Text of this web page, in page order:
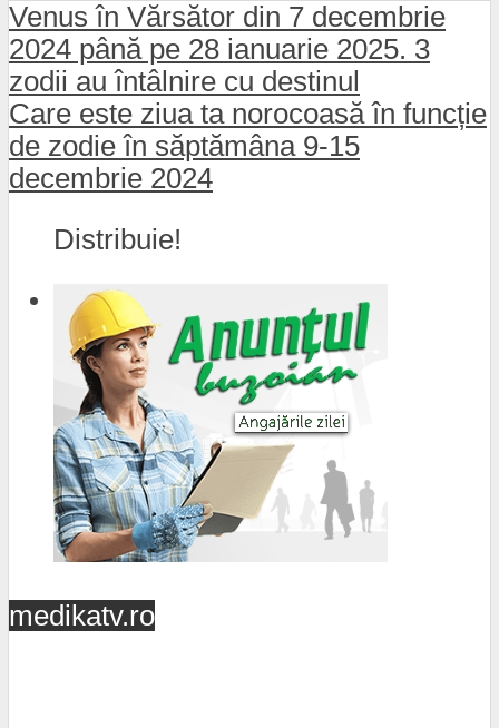
Venus în Vărsător din 7 decembrie
2024 până pe 28 ianuarie 2025. 3
zodii au întâlnire cu destinul
Care este ziua ta norocoasă în funcție
de zodie în săptămâna 9-15
decembrie 2024
Distribuie!
medikatv.ro